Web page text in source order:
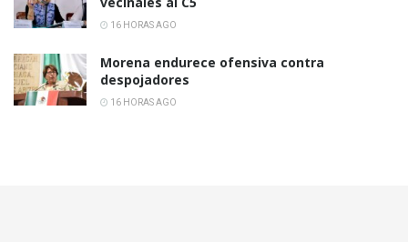
16 HORAS AGO
Morena endurece ofensiva contra
despojadores
16 HORAS AGO